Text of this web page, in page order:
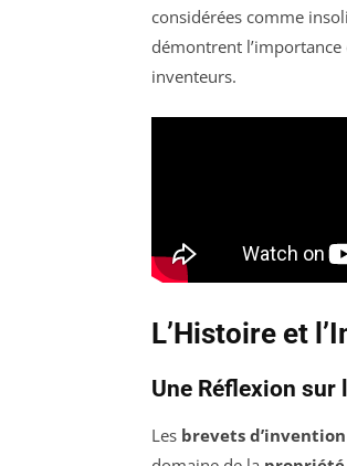
considérées comme
démontrent
inventeurs.
L’Histoire et
Une Réflexion
Les brevets d’invention